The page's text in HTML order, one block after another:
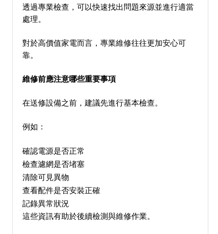
透過專業檢查，可以快速找出問題來源並進行適當
處理。
對於高價值家電而言，專業維修往往更加安心可
靠。
維修前應注意哪些重要事項
在送修設備之前，建議先進行基本檢查。
例如：
確認電源是否正常
檢查濾網是否堵塞
清除可見異物
查看配件是否安裝正確
記錄異常狀況
這些資訊有助於後續檢測與維修作業。